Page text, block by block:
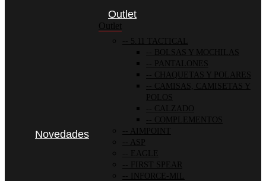
Novedades
Outlet
Outlet
5.11 TACTICAL
BOLSAS Y MOCHILAS
PANTALONES
CHAQUETAS Y POLARES
CAMISAS, CAMISETAS Y
POLOS
CALZADO
COMPLEMENTOS
AIMPOINT
ASP
EAGLE
FIRST SPEAR
INFORCE-MIL